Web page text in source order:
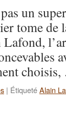
un
tome de
| ÉtiquetéAlain